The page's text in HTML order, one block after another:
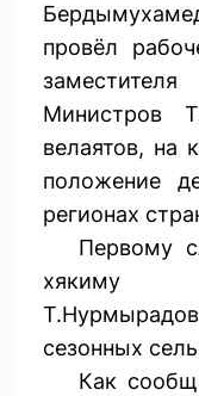
провёл
Министров
велаятов, на
положение
регионах
Первому
хякиму
сезонных
Как